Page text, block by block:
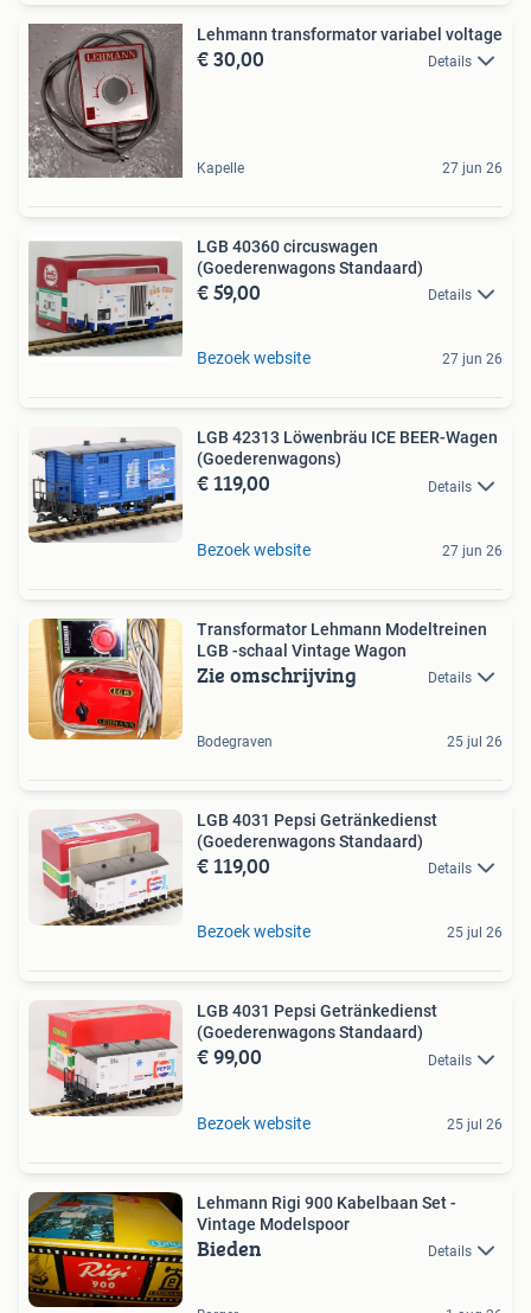
Lehmann transformator variabel voltage
€ 30,00 Details
Kapelle 27 jun 26
LGB 40360 circuswagen
(Goederenwagons Standaard)
€ 59,00 Details
Bezoek website 27 jun 26
LGB 42313 Löwenbräu ICE BEER-Wagen
(Goederenwagons)
€ 119,00 Details
Bezoek website 27 jun 26
Transformator Lehmann Modeltreinen
LGB -schaal Vintage Wagon
Zie omschrijving Details
Bodegraven 25 jul 26
LGB 4031 Pepsi Getränkedienst
(Goederenwagons Standaard)
€ 119,00 Details
Bezoek website 25 jul 26
LGB 4031 Pepsi Getränkedienst
(Goederenwagons Standaard)
€ 99,00 Details
Bezoek website 25 jul 26
Lehmann Rigi 900 Kabelbaan Set -
Vintage Modelspoor
Bieden Details